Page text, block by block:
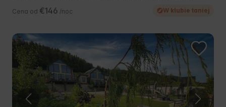
Cena od €146 /noc W klubie taniej